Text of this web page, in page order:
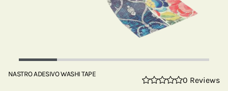
NASTRO ADESIVO WASHI TAPE
0 Reviews